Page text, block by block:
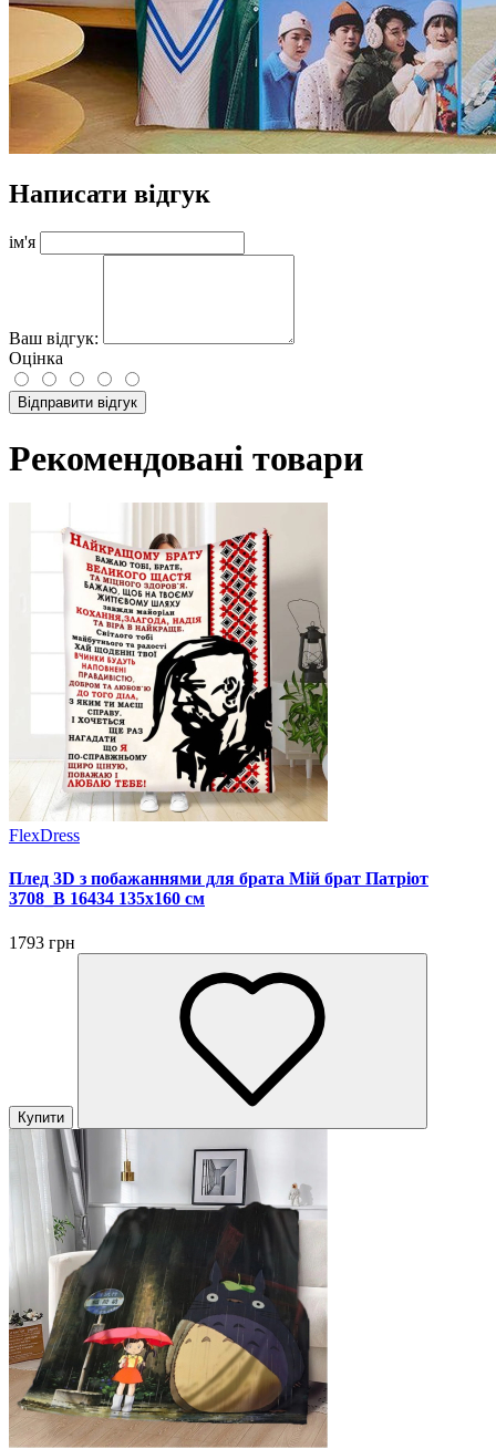
Написати відгук
ім'я
Ваш відгук:
Оцінка
Відправити відгук
Рекомендовані товари
FlexDress
Плед 3D з побажаннями для брата Мій брат Патріот
3708_B 16434 135х160 см
1793 грн
Купити